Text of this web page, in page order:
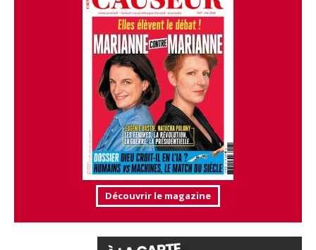
Découvrir le magazine